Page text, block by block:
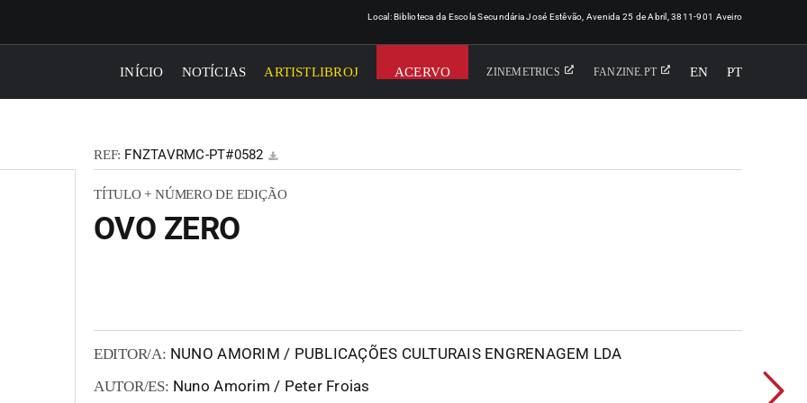
Local: Biblioteca da Escola Secundária José Estêvão, Avenida 25 de Abril, 3811-901 Aveiro
INÍCIO NOTÍCIAS ARTISTLIBROJ ACERVO ZINEMETRICS FANZINE.PT EN PT
REF: FNZTAVRMC-PT#0582
TÍTULO + NÚMERO DE EDIÇÃO
OVO ZERO
EDITOR/A: NUNO AMORIM / PUBLICAÇÕES CULTURAIS ENGRENAGEM LDA
AUTOR/ES: Nuno Amorim / Peter Froias